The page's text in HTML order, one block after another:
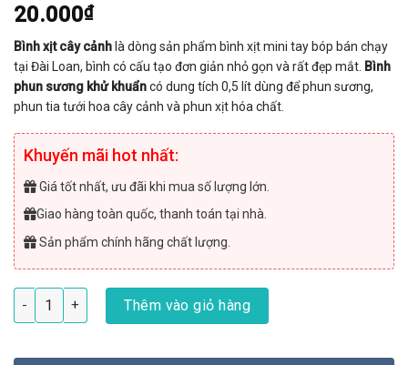
20.000₫
Bình xịt cây cảnh là dòng sản phẩm bình xịt mini tay bóp bán chạy
tại Đài Loan, bình có cấu tạo đơn giản nhỏ gọn và rất đẹp mắt. Bình
phun sương khử khuẩncó dung tích 0,5 lít dùng để phun sương,
phun tia tưới hoa cây cảnh và phun xịt hóa chất.
Khuyến mãi hot nhất:
Giá tốt nhất, ưu đãi khi mua số lượng lớn.
Giao hàng toàn quốc, thanh toán tại nhà.
Sản phẩm chính hãng chất lượng.
Bình xịt cây cảnh Đài Loan số lượng
Thêm vào giỏ hàng